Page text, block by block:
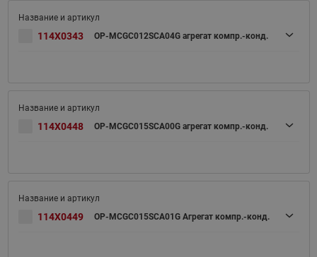
114X0343 OP-MCGC012SCA04G агрегат компр.-конд.
114X0448 OP-MCGC015SCA00G агрегат компр.-конд.
114X0449 OP-MCGC015SCA01G Агрегат компр.-конд.